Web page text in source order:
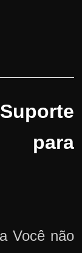
para
Você não